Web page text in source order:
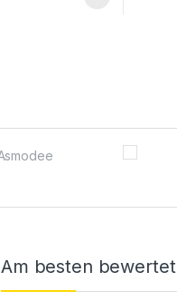
Am besten bewertet